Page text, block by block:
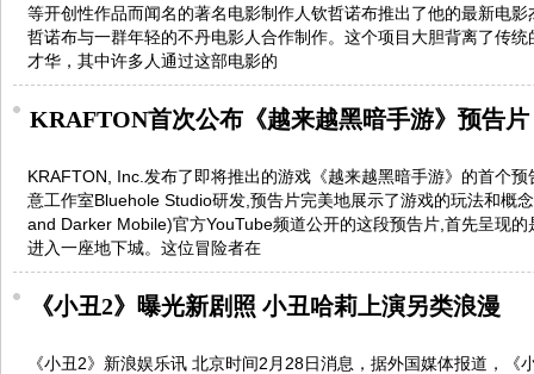
等开创性作品而闻名的著名电影制作人钦哲诺布推出了他的最新电
哲诺布与一群年轻的不丹电影人合作制作。这个项目大胆背离了传
才华，其中许多人通过这部电影的
KRAFTON首次公布《越来越黑暗手游》预告片
KRAFTON, Inc.发布了即将推出的游戏《越来越黑暗手游》的首个
意工作室Bluehole Studio研发,预告片完美地展示了游戏的玩法和概
and Darker Mobile)官方YouTube频道公开的这段预告片,首先呈现
进入一座地下城。这位冒险者在
《小丑2》曝光新剧照 小丑哈莉上演另类浪漫
《小丑2》新浪娱乐讯 北京时间2月28日消息，据外国媒体报道，《